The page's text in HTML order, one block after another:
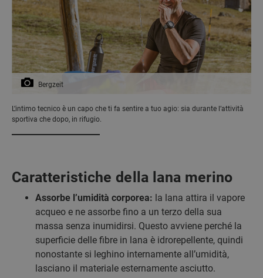
Bergzeit
L’intimo tecnico è un capo che ti fa sentire a tuo agio: sia durante l’attività
sportiva che dopo, in rifugio.
Caratteristiche della lana merino
Assorbe l’umidità corporea: la lana attira il vapore
acqueo e ne assorbe fino a un terzo della sua
massa senza inumidirsi. Questo avviene perché la
superficie delle fibre in lana è idrorepellente, quindi
nonostante si leghino internamente all’umidità,
lasciano il materiale esternamente asciutto.